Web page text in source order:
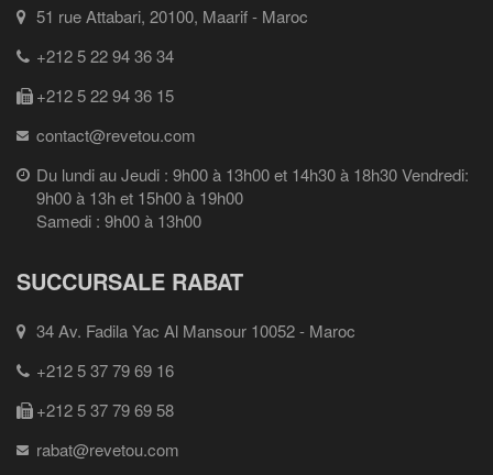
51 rue Attabari, 20100, Maarif - Maroc
+212 5 22 94 36 34
+212 5 22 94 36 15
contact@revetou.com
Du lundi au Jeudi : 9h00 à 13h00 et 14h30 à 18h30 Vendredi:
9h00 à 13h et 15h00 à 19h00
Samedi : 9h00 à 13h00
SUCCURSALE RABAT
34 Av. Fadila Yac Al Mansour 10052 - Maroc
+212 5 37 79 69 16
+212 5 37 79 69 58
rabat@revetou.com